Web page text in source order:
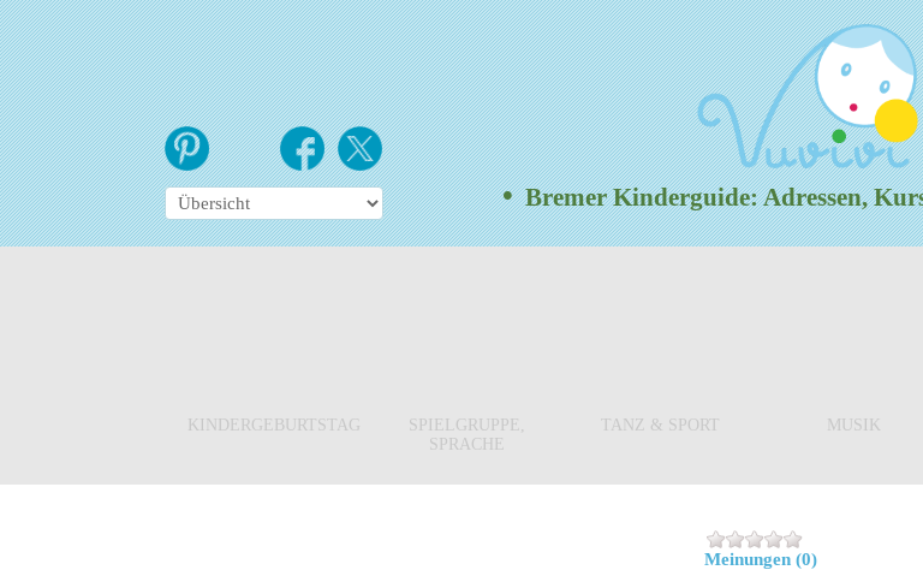
•Bremer Kinderguide: Adressen,
KINDERGEBURTSTAG
SPIELGRUPPE,
SPRACHE
TANZ & SPORT MUSIK
Meinungen (0)